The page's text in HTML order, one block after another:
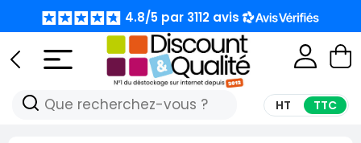
4.8/5 par 3112 avis
🚨 STOOOOOOOOOOOOOOOOP !!! LES PRIX LES
MOINS CHERS DU WEB C'EST ICI🚨
4.8/5 par 3112 avis
4.8/5 par 3112 avis
🚨 STOOOOOOOOOOOOOOOOP !!! LES PRIX LES
MOINS CHERS DU WEB C'EST ICI🚨
4.8/5 par 3112 avis HT TTC